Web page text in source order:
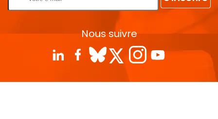
Nous suivre